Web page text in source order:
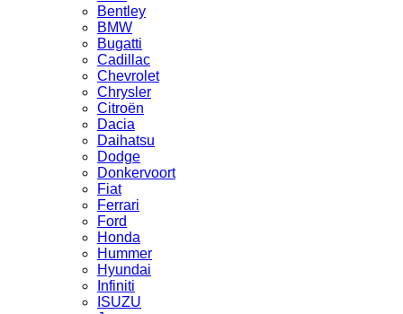
Bentley
BMW
Bugatti
Cadillac
Chevrolet
Chrysler
Citroën
Dacia
Daihatsu
Dodge
Donkervoort
Fiat
Ferrari
Ford
Honda
Hummer
Hyundai
Infiniti
ISUZU